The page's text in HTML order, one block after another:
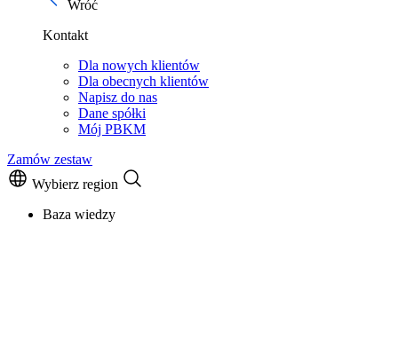
Wróć
Kontakt
Dla nowych klientów
Dla obecnych klientów
Napisz do nas
Dane spółki
Mój PBKM
Zamów zestaw
Wybierz region
Baza wiedzy